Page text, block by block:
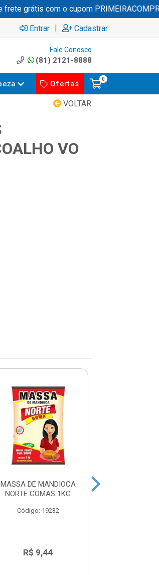
grátis com o cupom PRIMEIRACOMPRA
Entrar | Cadastrar
Fale Conosco
(81) 2121-8888
Ofertas
0
VOLTAR
VO
MASSA DE MANDIOCA
NORTE GOMAS 1KG
Código: 19232
R$ 9,44